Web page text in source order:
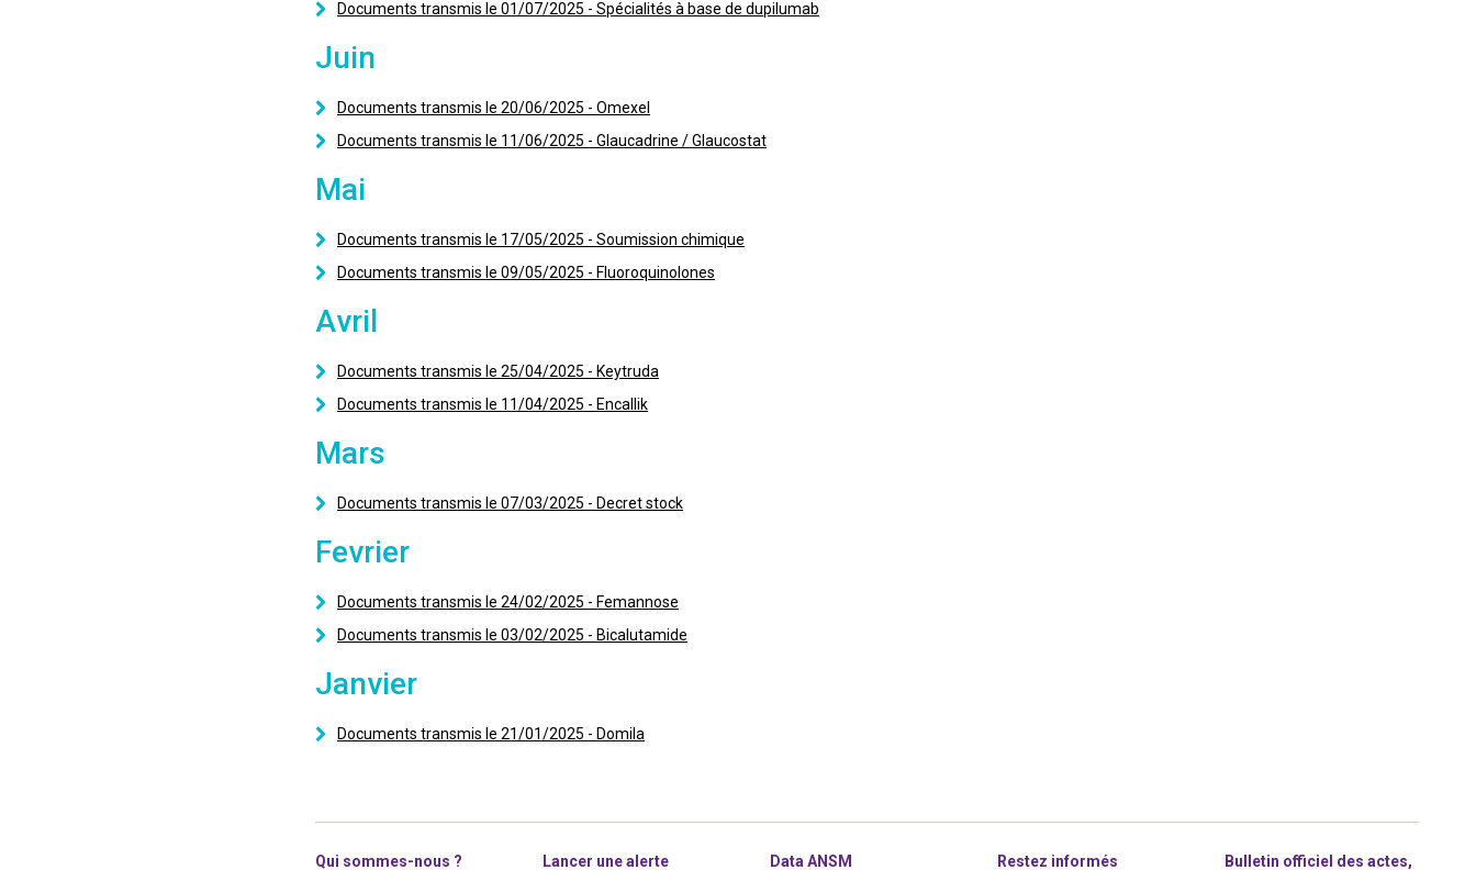
Documents transmis le 01/07/2025 - Spécialités à base de dupilumab
Juin
Documents transmis le 20/06/2025 - Omexel
Documents transmis le 11/06/2025 - Glaucadrine / Glaucostat
Mai
Documents transmis le 17/05/2025 - Soumission chimique
Documents transmis le 09/05/2025 - Fluoroquinolones
Avril
Documents transmis le 25/04/2025 - Keytruda
Documents transmis le 11/04/2025 - Encallik
Mars
Documents transmis le 07/03/2025 - Decret stock
Fevrier
Documents transmis le 24/02/2025 - Femannose
Documents transmis le 03/02/2025 - Bicalutamide
Janvier
Documents transmis le 21/01/2025 - Domila
Qui sommes-nous ? Lancer une alerte Data ANSM Restez informés Bulletin officiel des actes,